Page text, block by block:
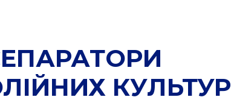
КУЛЬТУР